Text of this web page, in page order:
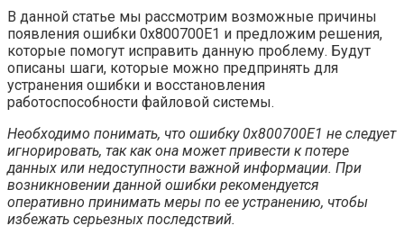
В данной статье мы рассмотрим возможные причины
появления ошибки 0x800700E1 и предложим решения,
которые помогут исправить данную проблему. Будут
описаны шаги, которые можно предпринять для
устранения ошибки и восстановления
работоспособности файловой системы.
Необходимо понимать, что ошибку 0x800700E1 не следует
игнорировать, так как она может привести к потере
данных или недоступности важной информации. При
возникновении данной ошибки рекомендуется
оперативно принимать меры по ее устранению, чтобы
избежать серьезных последствий.